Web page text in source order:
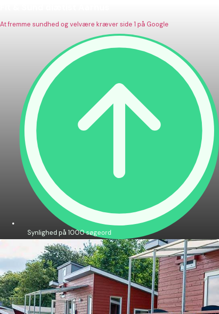
At fremme sundhed og velvære kræver side 1 på Google
Synlighed på 1000 søgeord